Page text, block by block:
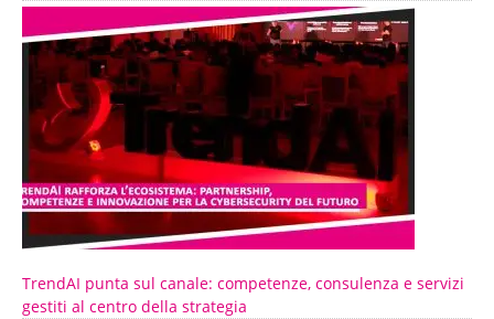
TrendAI punta sul canale: competenze, consulenza e servizi
gestiti al centro della strategia